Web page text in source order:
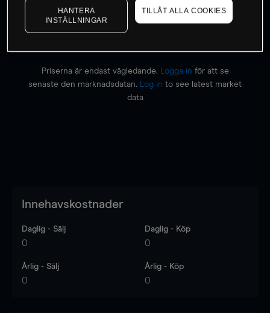
Priserna är endast vägledande. Logga in för att se
senaste den marknadsdatan.
Log in to see latest market
data
Innehavskostnader
Daglig - Sälj
0
Daglig - Köp
0
Årlig - Sälj
0
Årlig - Köp
0
HANTERA
INSTÄLLNINGAR
TILLÅT ALLA COOKIES